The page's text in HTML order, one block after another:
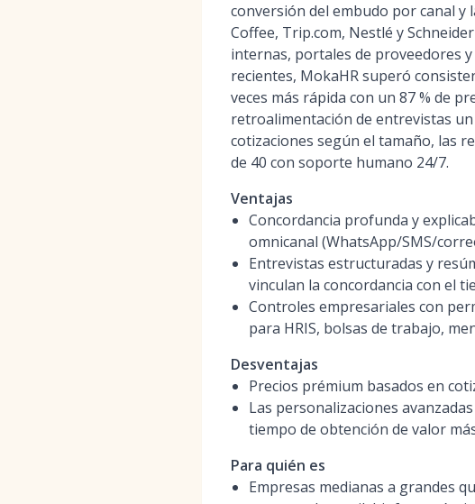
conversión del embudo por canal y
Coffee, Trip.com, Nestlé y
internas, portales de proveedores
recientes, MokaHR superó
veces más rápida con un 87 % de
retroalimentación de entrevistas un
cotizaciones según el tamaño, las
de 40 con soporte humano 24/7.
Ventajas
Concordancia profunda y
omnicanal (WhatsApp/SMS/
Entrevistas estructuradas y
vinculan la concordancia con el
Controles empresariales con
para HRIS, bolsas de trabajo,
Desventajas
Precios prémium basados en
Las personalizaciones
tiempo de obtención de valor
Para quién es
Empresas medianas a grandes